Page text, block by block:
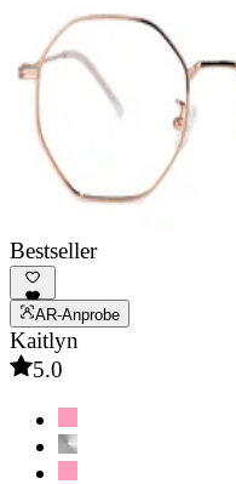
Bestseller
AR-Anprobe
Kaitlyn
5.0